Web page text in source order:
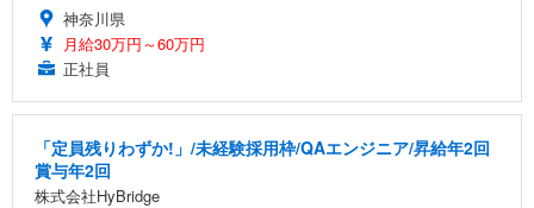
神奈川県
月給30万円～60万円
正社員
「定員残りわずか!」/未経験採用枠/QAエンジニア/昇給年2回
賞与年2回
株式会社HyBridge